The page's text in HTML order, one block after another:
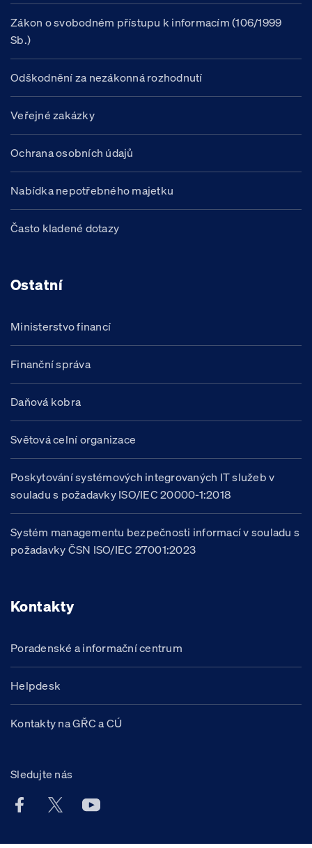
Zákon o svobodném přístupu k informacím (106/1999
Sb.)
Odškodnění za nezákonná rozhodnutí
Veřejné zakázky
Ochrana osobních údajů
Nabídka nepotřebného majetku
Často kladené dotazy
Ostatní
Ministerstvo financí
Finanční správa
Daňová kobra
Světová celní organizace
Poskytování systémových integrovaných IT služeb v
souladu s požadavky ISO/IEC 20000-1:2018
Systém managementu bezpečnosti informací v souladu s
požadavky ČSN ISO/IEC 27001:2023
Kontakty
Poradenské a informační centrum
Helpdesk
Kontakty na GŘC a CÚ
Sledujte nás
Facebook účet Celní správy ČR
X účet Celní správy ČR
Youtube účet Celní správy ČR